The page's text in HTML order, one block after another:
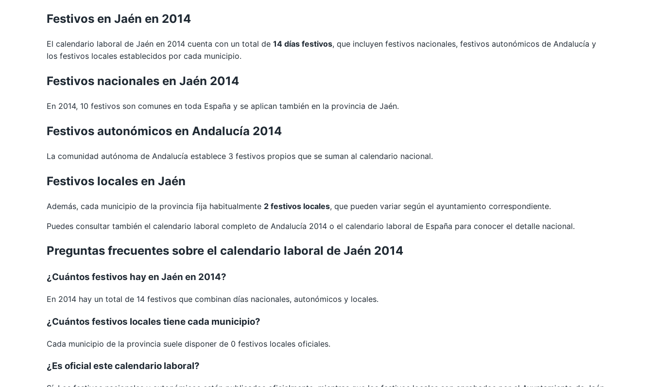
Festivos en Jaén en 2014
El calendario laboral de Jaén en 2014 cuenta con un total de 14 días festivos, que incluyen festivos nacionales, festivos autonómicos de Andalucía y
los festivos locales establecidos por cada municipio.
Festivos nacionales en Jaén 2014
En 2014, 10 festivos son comunes en toda España y se aplican también en la provincia de Jaén.
Festivos autonómicos en Andalucía 2014
La comunidad autónoma de Andalucía establece 3 festivos propios que se suman al calendario nacional.
Festivos locales en Jaén
Además, cada municipio de la provincia fija habitualmente 2 festivos locales, que pueden variar según el ayuntamiento correspondiente.
Puedes consultar también el calendario laboral completo de Andalucía 2014 o el calendario laboral de España para conocer el detalle nacional.
Preguntas frecuentes sobre el calendario laboral de Jaén 2014
¿Cuántos festivos hay en Jaén en 2014?
En 2014 hay un total de 14 festivos que combinan días nacionales, autonómicos y locales.
¿Cuántos festivos locales tiene cada municipio?
Cada municipio de la provincia suele disponer de 0 festivos locales oficiales.
¿Es oficial este calendario laboral?